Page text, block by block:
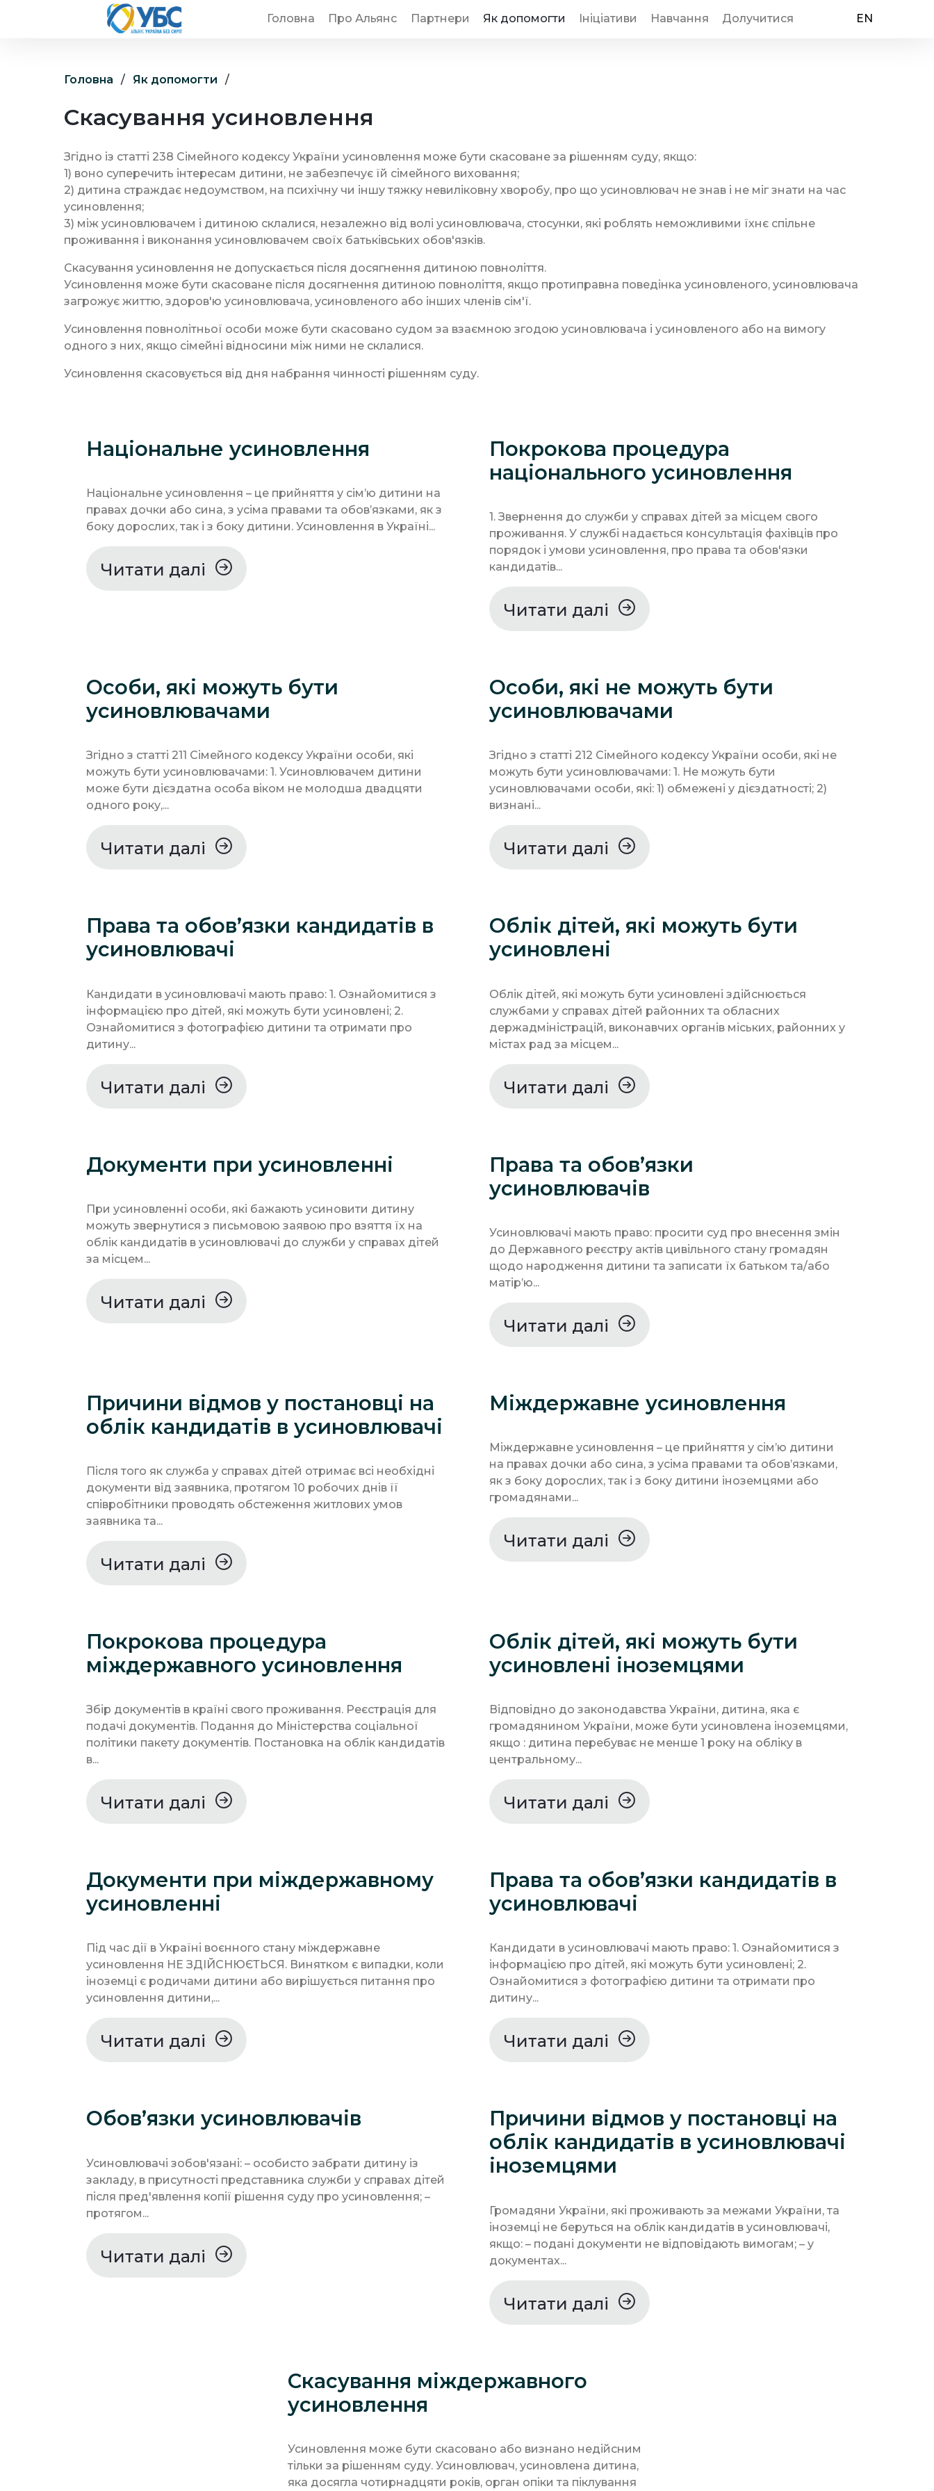
EN
Головна Про Альянс Партнери Як допомогти Ініціативи Навчання Долучитися
Головна / Як допомогти /
Скасування усиновлення
Згідно із статті 238 Сімейного кодексу України усиновлення може бути скасоване за рішенням суду, якщо:
1) воно суперечить інтересам дитини, не забезпечує їй сімейного виховання;
2) дитина страждає недоумством, на психічну чи іншу тяжку невиліковну хворобу, про що усиновлювач не знав і не міг знати на час
усиновлення;
3) між усиновлювачем і дитиною склалися, незалежно від волі усиновлювача, стосунки, які роблять неможливими їхнє спільне
проживання і виконання усиновлювачем своїх батьківських обов'язків.
Скасування усиновлення не допускається після досягнення дитиною повноліття.
Усиновлення може бути скасоване після досягнення дитиною повноліття, якщо протиправна поведінка усиновленого, усиновлювача
загрожує життю, здоров'ю усиновлювача, усиновленого або інших членів сім'ї.
Усиновлення повнолітньої особи може бути скасовано судом за взаємною згодою усиновлювача і усиновленого або на вимогу
одного з них, якщо сімейні відносини між ними не склалися.
Усиновлення скасовується від дня набрання чинності рішенням суду.
Національне усиновлення
Національне усиновлення – це прийняття у сім’ю дитини на
правах дочки або сина, з усіма правами та обов’язками, як з
боку дорослих, так і з боку дитини. Усиновлення в Україні...
Читати далі
Покрокова процедура
національного усиновлення
1. Звернення до служби у справах дітей за місцем свого
проживання. У службі надається консультація фахівців про
порядок і умови усиновлення, про права та обов'язки
кандидатів...
Читати далі
Особи, які можуть бути
усиновлювачами
Згідно з статті 211 Сімейного кодексу України особи, які
можуть бути усиновлювачами: 1. Усиновлювачем дитини
може бути дієздатна особа віком не молодша двадцяти
одного року,...
Читати далі
Особи, які не можуть бути
усиновлювачами
Згідно з статті 212 Сімейного кодексу України особи, які не
можуть бути усиновлювачами: 1. Не можуть бути
усиновлювачами особи, які: 1) обмежені у дієздатності; 2)
визнані...
Читати далі
Права та обов’язки кандидатів в
усиновлювачі
Кандидати в усиновлювачі мають право: 1. Ознайомитися з
інформацією про дітей, які можуть бути усиновлені; 2.
Ознайомитися з фотографією дитини та отримати про
дитину...
Читати далі
Облік дітей, які можуть бути
усиновлені
Облік дітей, які можуть бути усиновлені здійснюється
службами у справах дітей районних та обласних
держадміністрацій, виконавчих органів міських, районних у
містах рад за місцем...
Читати далі
Документи при усиновленні
При усиновленні особи, які бажають усиновити дитину
можуть звернутися з письмовою заявою про взяття їх на
облік кандидатів в усиновлювачі до служби у справах дітей
за місцем...
Читати далі
Права та обов’язки
усиновлювачів
Усиновлювачі мають право: просити суд про внесення змін
до Державного реєстру актів цивільного стану громадян
щодо народження дитини та записати їх батьком та/або
матір’ю...
Читати далі
Причини відмов у постановці на
облік кандидатів в усиновлювачі
Після того як служба у справах дітей отримає всі необхідні
документи від заявника, протягом 10 робочих днів її
співробітники проводять обстеження житлових умов
заявника та...
Читати далі
Міждержавне усиновлення
Міждержавне усиновлення – це прийняття у сім’ю дитини
на правах дочки або сина, з усіма правами та обов’язками,
як з боку дорослих, так і з боку дитини іноземцями або
громадянами...
Читати далі
Покрокова процедура
міждержавного усиновлення
Збір документів в країні свого проживання. Реєстрація для
подачі документів. Подання до Міністерства соціальної
політики пакету документів. Постановка на облік кандидатів
в...
Читати далі
Облік дітей, які можуть бути
усиновлені іноземцями
Відповідно до законодавства України, дитина, яка є
громадянином України, може бути усиновлена іноземцями,
якщо : дитина перебуває не менше 1 року на обліку в
центральному...
Читати далі
Документи при міждержавному
усиновленні
Під час дії в Україні воєнного стану міждержавне
усиновлення НЕ ЗДІЙСНЮЄТЬСЯ. Винятком є випадки, коли
іноземці є родичами дитини або вирішується питання про
усиновлення дитини,...
Читати далі
Права та обов’язки кандидатів в
усиновлювачі
Кандидати в усиновлювачі мають право: 1. Ознайомитися з
інформацією про дітей, які можуть бути усиновлені; 2.
Ознайомитися з фотографією дитини та отримати про
дитину...
Читати далі
Обов’язки усиновлювачів
Усиновлювачі зобов'язані: – особисто забрати дитину із
закладу, в присутності представника служби у справах дітей
після пред'явлення копії рішення суду про усиновлення; –
протягом...
Читати далі
Причини відмов у постановці на
облік кандидатів в усиновлювачі
іноземцями
Громадяни України, які проживають за межами України, та
іноземці не беруться на облік кандидатів в усиновлювачі,
якщо: – подані документи не відповідають вимогам; – у
документах...
Читати далі
Скасування міждержавного
усиновлення
Усиновлення може бути скасовано або визнано недійсним
тільки за рішенням суду. Усиновлювач, усиновлена дитина,
яка досягла чотирнадцяти років, орган опіки та піклування